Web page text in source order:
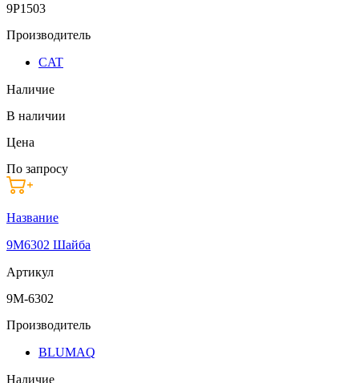
9P1503
Производитель
CAT
Наличие
В наличии
Цена
По запросу
Название
9M6302 Шайба
Артикул
9M-6302
Производитель
BLUMAQ
Наличие